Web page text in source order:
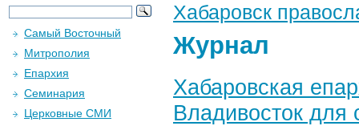
Хабаровск
Журнал
Хабаровская
Владивосток
Самый Восточный
Митрополия
Епархия
Семинария
Церковные СМИ